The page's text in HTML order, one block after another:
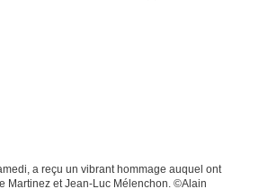
a reçu un vibrant hommage auquel ont
Martinez et Jean-Luc Mélenchon. ©Alain